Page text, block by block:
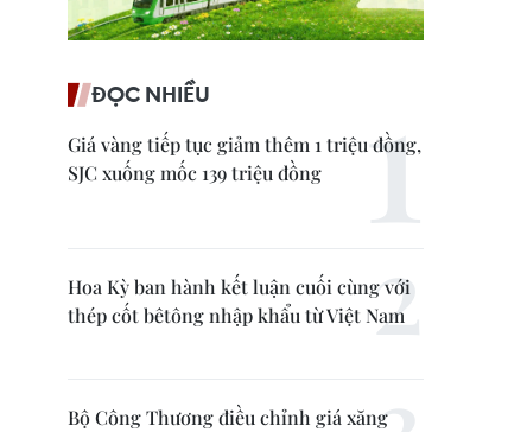
ĐỌC NHIỀU
Giá vàng tiếp tục giảm thêm 1 triệu đồng,
SJC xuống mốc 139 triệu đồng
Hoa Kỳ ban hành kết luận cuối cùng với
thép cốt bêtông nhập khẩu từ Việt Nam
Bộ Công Thương điều chỉnh giá xăng